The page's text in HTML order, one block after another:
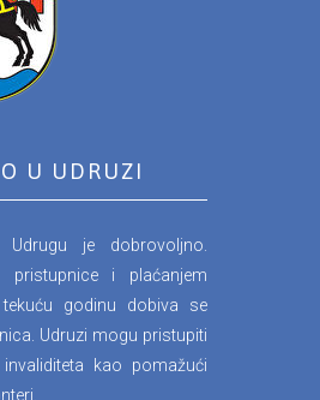
U UDRUZI
Udrugu je dobrovoljno.
pristupnice i plaćanjem
godinu dobiva se
Udruzi mogu pristupiti
kao pomažući